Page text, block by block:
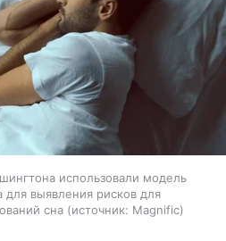
использовали модель
для выявления рисков для
сна
источник: Magnific